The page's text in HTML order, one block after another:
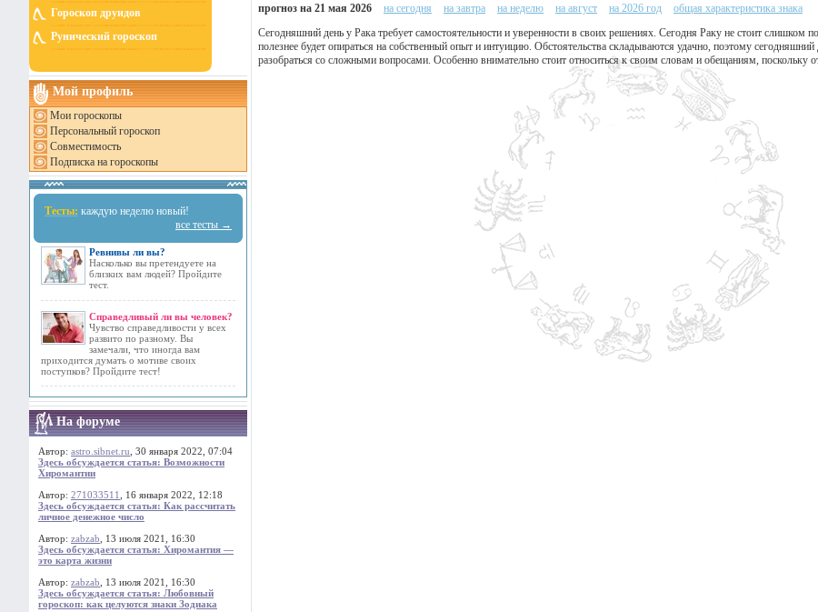
Гороскоп друидов
Рунический гороскоп
Мой профиль
Мои гороскопы
Персональный гороскоп
Совместимость
Подписка на гороскопы
Тесты: каждую неделю новый!
все тесты →
Ревнивы ли вы?
Насколько вы претендуете на
близких вам людей? Пройдите
тест.
Справедливый ли вы человек?
Чувство справедливости у всех
развито по разному. Вы
замечали, что иногда вам
приходится думать о мотиве своих
поступков? Пройдите тест!
На форуме
Автор: astro.sibnet.ru , 30 января 2022, 07:04
Здесь обсуждается статья: Возможности
Хиромантии
Автор: 271033511
, 16 января 2022, 12:18
Здесь обсуждается статья: Как рассчитать
личное денежное число
Автор: zabzab , 13 июля 2021, 16:30
Здесь обсуждается статья: Хиромантия —
это карта жизни
Автор: zabzab , 13 июля 2021, 16:30
Здесь обсуждается статья: Любовный
гороскоп: как целуются знаки Зодиака
прогноз на 21 мая 2026 на сегодня на завтра на неделю на август на 2026 год
общая характеристика знака
Сегодняшний день у Рака требует самостоятельности и уверенности в своих решениях. Сегодня Раку не стоит слишком
полезнее будет опираться на собственный опыт и интуицию. Обстоятельства складываются удачно, поэтому
разобраться со сложными вопросами. Особенно внимательно стоит относиться к своим словам и обещаниям, поскольку